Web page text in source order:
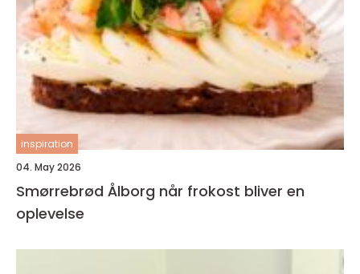
inspiration
04. May 2026
Smørrebrød Ålborg når frokost bliver en
oplevelse